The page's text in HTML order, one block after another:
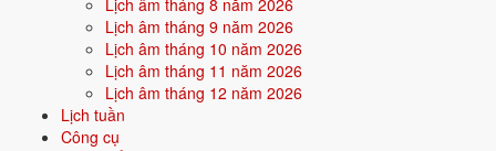
Lịch âm tháng 9 năm 2026
Lịch âm tháng 10 năm 2026
Lịch âm tháng 11 năm 2026
Lịch âm tháng 12 năm 2026
Lịch tuần
Công cụ
Tính chất vận:Tài chính, giao thương - Vận mở cửa kinh tế - thị
trường, doanh nhân, dotcom.
Quan hệ mệnh × vận: